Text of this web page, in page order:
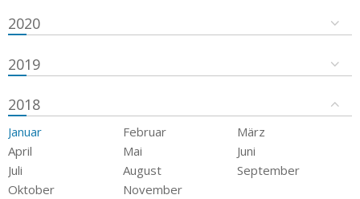
2020
2019
2018
Januar Februar
März
April
Mai
Juni
Juli
August
September
Oktober
November